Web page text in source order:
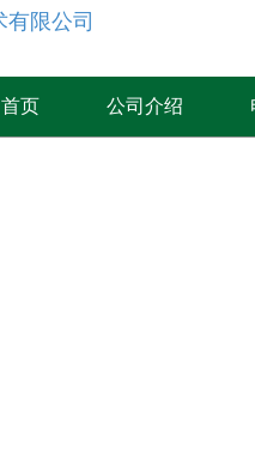
首页 公司介绍